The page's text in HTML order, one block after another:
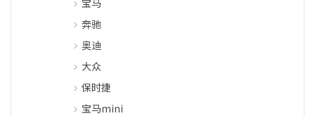
宝马
奔驰
奥迪
大众
保时捷
宝马mini